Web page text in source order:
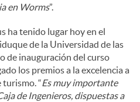
en Worms”.
ha tenido lugar hoy en el
de la Universidad de las
de inauguración del curso
los premios a la excelencia a
turismo. “Es muy importante
de Ingenieros, dispuestas a